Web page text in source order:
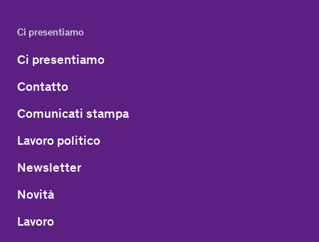
Ci presentiamo
Ci presentiamo
Contatto
Comunicati stampa
Lavoro politico
Newsletter
Novità
Lavoro